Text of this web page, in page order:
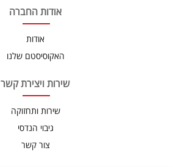
אודות החברה
אודות
האקוסיסטם שלנו
שירות ויצירת קשר
שירות ותחזוקה
גיבוי הנדסי
צור קשר